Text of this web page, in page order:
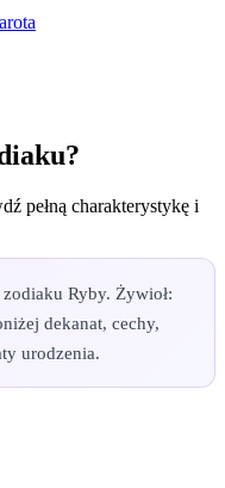
pełną charakterystykę i
Ryby. Żywioł:
dekanat, cechy,
urodzenia.